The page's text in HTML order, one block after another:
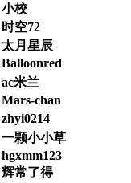
小校
时空72
太月星辰
Balloonred
ac米兰
Mars-chan
zhyi0214
一颗小小草
hgxmm123
辉常了得